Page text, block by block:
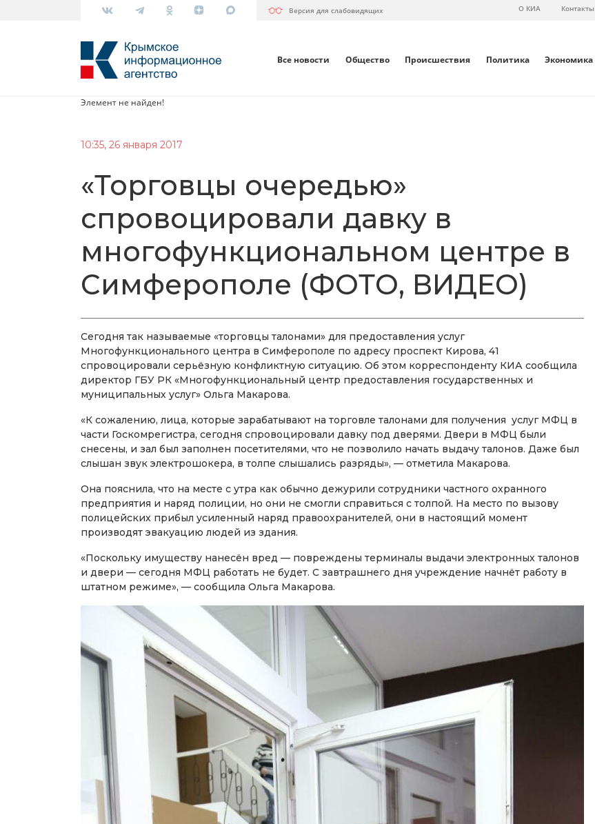
Версия для слабовидящих О КИА Контакты
Все новости Общество Происшествия Политика Экономика
Элемент не найден!
10:35, 26 января 2017
«Торговцы очередью»
спровоцировали давку в
многофункциональном центре в
Симферополе (ФОТО, ВИДЕО)
Сегодня так называемые «торговцы талонами» для предоставления услуг
Многофункционального центра в Симферополе по адресу проспект Кирова, 41
спровоцировали серьёзную конфликтную ситуацию. Об этом корреспонденту КИА сообщила
директор ГБУ РК «Многофункциональный центр предоставления государственных и
муниципальных услуг» Ольга Макарова.
«К сожалению, лица, которые зарабатывают на торговле талонами для получения услуг МФЦ в
части Госкомрегистра, сегодня спровоцировали давку под дверями. Двери в МФЦ были
снесены, и зал был заполнен посетителями, что не позволило начать выдачу талонов. Даже был
слышан звук электрошокера, в толпе слышались разряды», — отметила Макарова.
Она пояснила, что на месте с утра как обычно дежурили сотрудники частного охранного
предприятия и наряд полиции, но они не смогли справиться с толпой. На место по вызову
полицейских прибыл усиленный наряд правоохранителей, они в настоящий момент
производят эвакуацию людей из здания.
«Поскольку имуществу нанесён вред — повреждены терминалы выдачи электронных талонов
и двери — сегодня МФЦ работать не будет. С завтрашнего дня учреждение начнёт работу в
штатном режиме», — сообщила Ольга Макарова.